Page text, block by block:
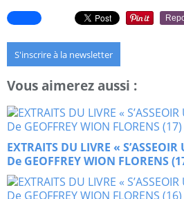
S'inscrire à la newsletter
Vous aimerez aussi :
EXTRAITS DU LIVRE «
De GEOFFREY WION FLORENS